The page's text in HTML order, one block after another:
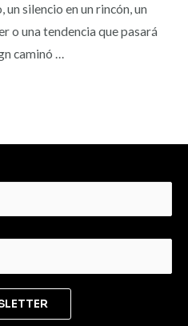
silencio en un rincón, un
o una tendencia que pasará
caminó …